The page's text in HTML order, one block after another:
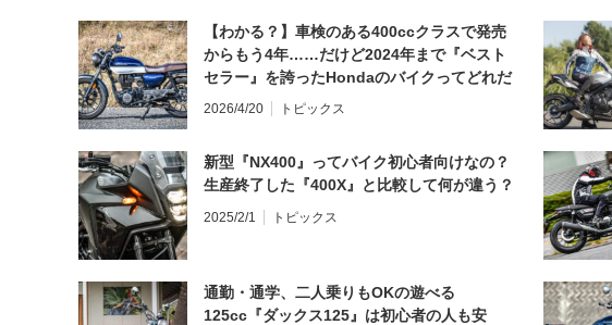
【わかる？】車検のある400ccクラスで発売
からもう4年……だけど2024年まで『ベスト
セラー』を誇ったHondaのバイクってどれだ
と思う？
2026/4/20 トピックス
新型『NX400』ってバイク初心者向けなの？
生産終了した『400X』と比較して何が違う？
2025/2/1 トピックス
通勤・通学、二人乗りもOKの遊べる
125cc『ダックス125』は初心者の人も安